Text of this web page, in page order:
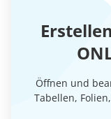
Öffnen und
Tabellen,